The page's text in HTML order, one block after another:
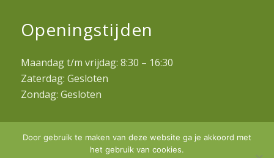
Openingstijden
Maandag t/m vrijdag: 8:30 – 16:30
Zaterdag: Gesloten
Zondag: Gesloten
Door gebruik te maken van deze website ga je akkoord met
het gebruik van cookies.